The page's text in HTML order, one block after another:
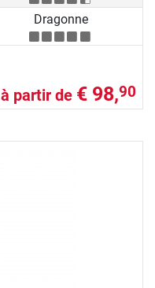
Dragonne
à partir de € 98,90